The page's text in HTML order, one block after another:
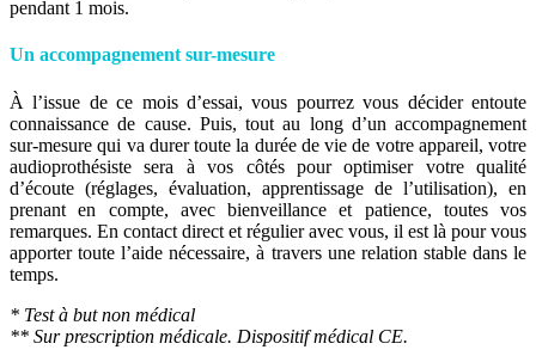
pendant 1 mois.
Un accompagnement sur-mesure
À l’issue de ce mois d’essai, vous pourrez vous décider entoute
connaissance de cause. Puis, tout au long d’un accompagnement
sur-mesure qui va durer toute la durée de vie de votre appareil, votre
audioprothésiste sera à vos côtés pour optimiser votre qualité
d’écoute (réglages, évaluation, apprentissage de l’utilisation), en
prenant en compte, avec bienveillance et patience, toutes vos
remarques. En contact direct et régulier avec vous, il est là pour vous
apporter toute l’aide nécessaire, à travers une relation stable dans le
temps.
* Test à but non médical
** Sur prescription médicale. Dispositif médical CE.